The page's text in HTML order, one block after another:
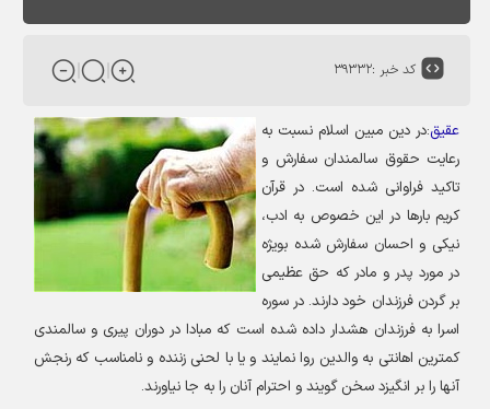
کد خبر :۳۹۳۳۲
عقیق:در دین مبین اسلام نسبت به
رعایت حقوق سالمندان سفارش و
تاکید فراوانی شده است. در قرآن
کریم بارها در این خصوص به ادب،
نیکی و احسان سفارش شده بویژه
در مورد پدر و مادر که حق عظیمی
بر گردن فرزندان خود دارند. در سوره
اسرا به فرزندان هشدار داده شده است که مبادا در دوران پیری و سالمندی
کمترین اهانتی به والدین روا نمایند و یا با لحنی زننده و نامناسب که رنجش
آنها را بر انگیزد سخن گویند و احترام آنان را به جا نیاورند.